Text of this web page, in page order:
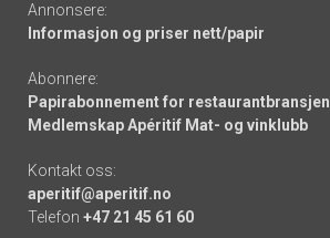
Annonsere:
Informasjon og priser nett/papir
Abonnere:
Papirabonnement for restaurantbransjen
Medlemskap Apéritif Mat- og vinklubb
Kontakt oss:
aperitif@aperitif.no
Telefon +47 21 45 61 60